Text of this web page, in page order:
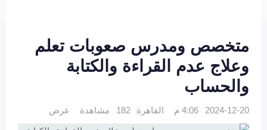
متخصص ومدرس صعوبات تعلم
وعلاج عدم القراءة والكتابة
والحساب
2024-12-20 4:06 م القاهرة 182 مشاهدة عرض